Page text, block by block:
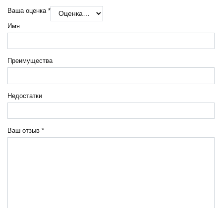
Ваша оценка *
Ваш отзыв *
Имя
Преимущества
Недостатки